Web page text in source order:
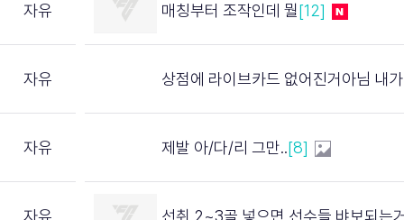
자유 매칭부터 조작인데 뭘[12]
자유 상점에 라이브카드 없어진거아님 내가찾았음 참고하셈
자유 제발 아/다/리 그만..[8]
자유 선취 2~3골 넣으면 선수들 뱌보되는거 보정증거아